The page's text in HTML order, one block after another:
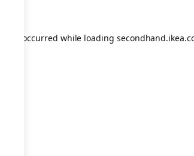
has occurred while loading